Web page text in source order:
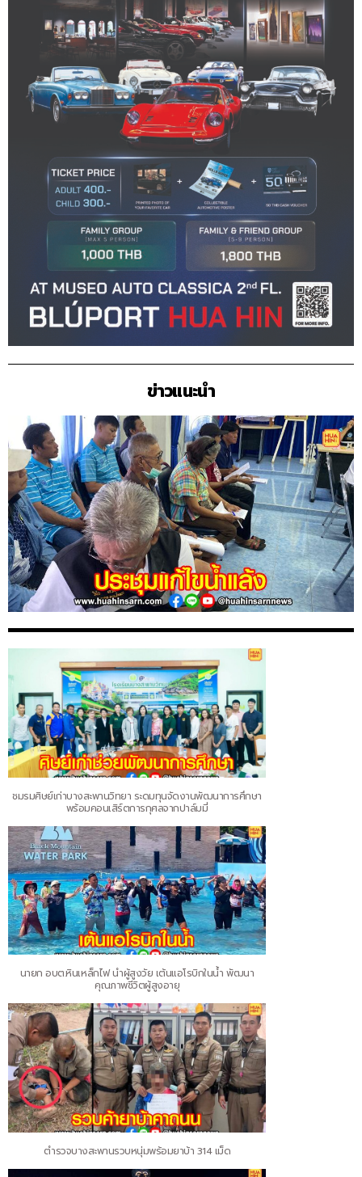
ข่าวแนะนำ
ชมรมศิษย์เก่าบางสะพานวิทยา ระดมทุนจัดงานพัฒนาการศึกษา
พร้อมคอนเสิร์ตการกุศลจากปาล์มมี่
นายก อบต.หินเหล็กไฟ นำผู้สูงวัย เต้นแอโรบิกในน้ำ พัฒนา
คุณภาพชีวิตผู้สูงอายุ
ตำรวจบางสะพานรวบหนุ่มพร้อมยาบ้า 314 เม็ด